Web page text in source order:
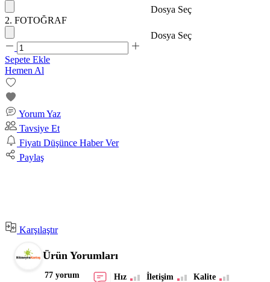
Dosya Seç
2. FOTOĞRAF
Dosya Seç
Sepete Ekle
Hemen Al
Yorum Yaz
Tavsiye Et
Fiyatı Düşünce Haber Ver
Paylaş
Karşılaştır
Ürün Yorumları
77 yorum Hız İletişim Kalite